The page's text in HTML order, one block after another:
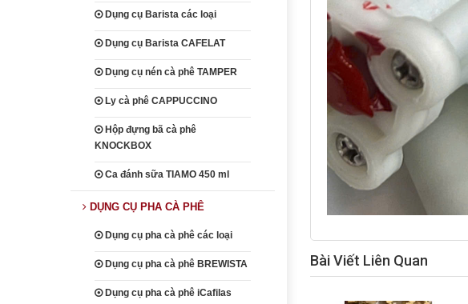
Dụng cụ Barista các loại
Dụng cụ Barista CAFELAT
Dụng cụ nén cà phê TAMPER
Ly cà phê CAPPUCCINO
Hộp đựng bã cà phê
KNOCKBOX
Ca đánh sữa TIAMO 450 ml
DỤNG CỤ PHA CÀ PHÊ
Dụng cụ pha cà phê các loại
Dụng cụ pha cà phê BREWISTA
Dụng cụ pha cà phê iCafilas
Bài Viết Liên Quan